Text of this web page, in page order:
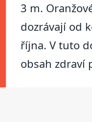
3 m.
dozrávají od
října. V tuto
obsah zdraví